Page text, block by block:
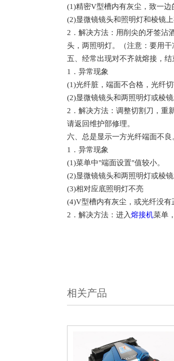
(1)精密V型槽内有灰尘，致一边
(2)显微镜镜头和照明灯和棱镜
2．解决方法：用削尖的牙签沾
头，两照明灯。（注意：要用
五 、经常出现对不齐就熔接，
1．异常现象
(1)光纤脏，端面不合格，光纤切
(2)显微镜镜头和两照明灯或棱镜
2．解决方法：调整切割刀，重
请返回维护部修理。
六 、总是显示一方光纤端面不良
1．异常现象
(1)菜单中"端面设置"值较小。
(2)显微镜镜头和两照明灯或棱镜
(3)相对应底照明灯不亮
(4)V型槽内有灰尘，或光纤没有
2．解决方法：进入熔接机菜单
相关产品